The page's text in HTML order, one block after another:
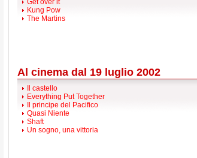
Get over it
Kung Pow
The Martins
Al cinema dal 19 luglio 2002
Il castello
Everything Put Together
Il principe del Pacifico
Quasi Niente
Shaft
Un sogno, una vittoria